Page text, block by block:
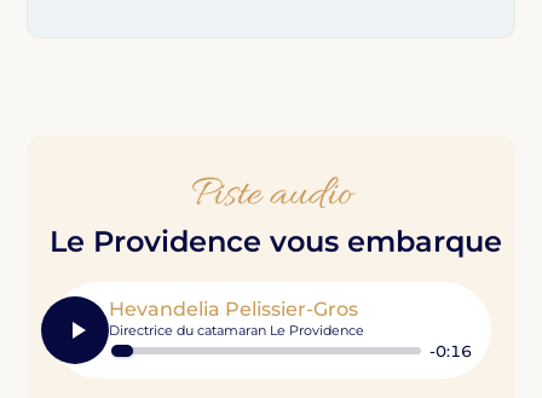
Piste audio
Le Providence vous embarque
Hevandelia Pelissier-Gros
Directrice du catamaran Le Providence
-0:16